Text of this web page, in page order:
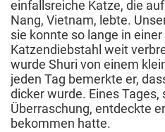
einfallsreiche Katze, die
Nang, Vietnam, lebte.
sie konnte so lange in
Katzendiebstahl weit
wurde Shuri von einem
jeden Tag bemerkte er,
dicker wurde. Eines Tages,
Überraschung, entdeckte
bekommen hatte.